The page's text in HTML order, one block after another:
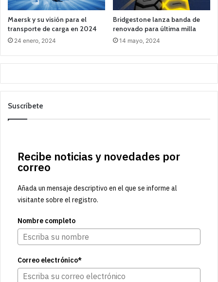
Maersk y su visión para el
transporte de carga en 2024
24 enero, 2024
Bridgestone lanza banda de
renovado para última milla
14 mayo, 2024
Suscríbete
Recibe noticias y novedades por
correo
Añada un mensaje descriptivo en el que se informe al
visitante sobre el registro.
Nombre completo
Correo electrónico*